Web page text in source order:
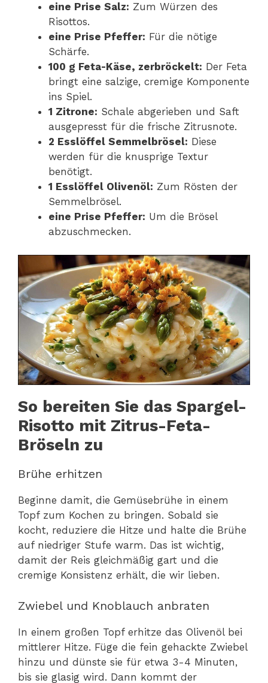
eine Prise Salz: Zum Würzen des
Risottos.
eine Prise Pfeffer: Für die nötige
Schärfe.
100 g Feta-Käse, zerbröckelt: Der Feta
bringt eine salzige, cremige Komponente
ins Spiel.
1 Zitrone: Schale abgerieben und Saft
ausgepresst für die frische Zitrusnote.
2 Esslöffel Semmelbrösel: Diese
werden für die knusprige Textur
benötigt.
1 Esslöffel Olivenöl: Zum Rösten der
Semmelbrösel.
eine Prise Pfeffer: Um die Brösel
abzuschmecken.
So bereiten Sie das Spargel-
Risotto mit Zitrus-Feta-
Bröseln zu
Brühe erhitzen
Beginne damit, die Gemüsebrühe in einem
Topf zum Kochen zu bringen. Sobald sie
kocht, reduziere die Hitze und halte die Brühe
auf niedriger Stufe warm. Das ist wichtig,
damit der Reis gleichmäßig gart und die
cremige Konsistenz erhält, die wir lieben.
Zwiebel und Knoblauch anbraten
In einem großen Topf erhitze das Olivenöl bei
mittlerer Hitze. Füge die fein gehackte Zwiebel
hinzu und dünste sie für etwa 3-4 Minuten,
bis sie glasig wird. Dann kommt der